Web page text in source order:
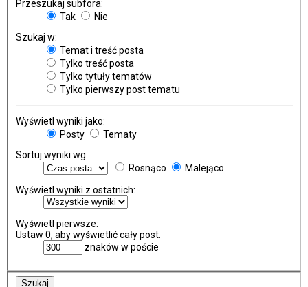
Przeszukaj subfora:
Tak
Nie
Szukaj w:
Temat i treść posta
Tylko treść posta
Tylko tytuły tematów
Tylko pierwszy post tematu
Wyświetl wyniki jako:
Posty
Tematy
Sortuj wyniki wg:
Rosnąco
Malejąco
Wyświetl wyniki z ostatnich:
Wyświetl pierwsze:
Ustaw 0, aby wyświetlić cały post.
znaków w poście